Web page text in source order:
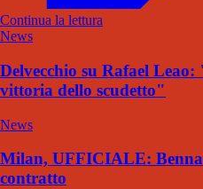
Continua la lettura
News
Delvecchio su Rafael
vittoria dello scudetto"
News
Milan, UFFICIALE:
contratto